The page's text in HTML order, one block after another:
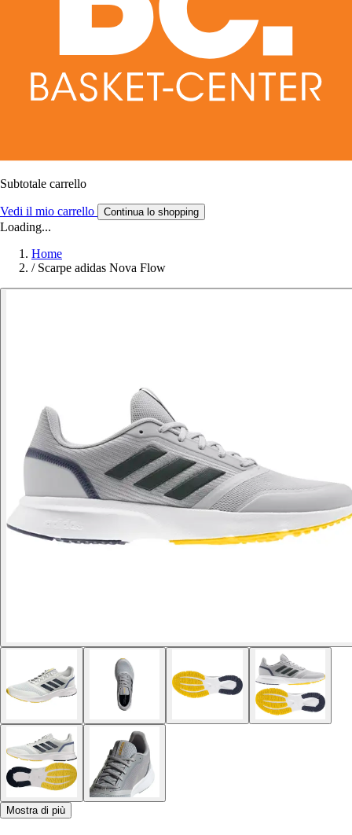
Subtotale carrello
Vedi il mio carrello Continua lo shopping
Loading...
Home
/ Scarpe adidas Nova Flow
Mostra di più